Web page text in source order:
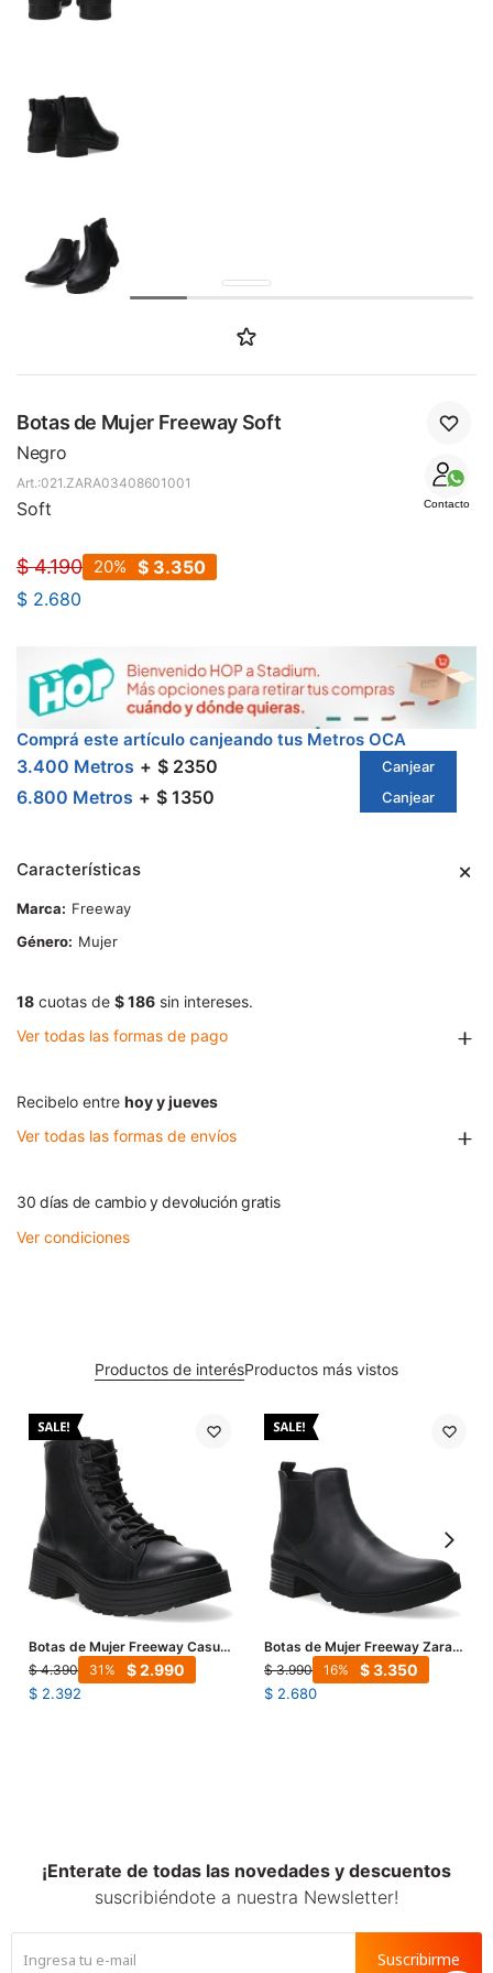
Botas de Mujer Freeway Soft
Negro
Contacto
021.ZARA03408601001
Soft
$ 4.190 $ 3.350
20
$ 2.680
Comprá este artículo canjeando tus Metros OCA
3.400 Metros $ 2350 Canjear
6.800 Metros $ 1350 Canjear
Características
Marca
Freeway
Género
Mujer
18 cuotas de $ 186 sin intereses.
Ver todas las formas de pago
Recibelo entre hoy y jueves
Ver todas las formas de envíos
30 días de cambio y devolución gratis
Ver condiciones
Productos de interésProductos más vistos
Botas de Mujer Freeway Casual
- PETRA 04 - Negro
$ 4.390 $2.990
31
$ 2.392
Botas de Mujer Freeway Zara
Casual Elastico - Negro
$ 3.990 $3.350
16
$ 2.680
¡Enterate de todas las novedades y descuentos
suscribiéndote a nuestra Newsletter!
Suscribirme